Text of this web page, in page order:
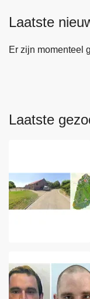
Laatste
Er zijn momenteel
Laatste